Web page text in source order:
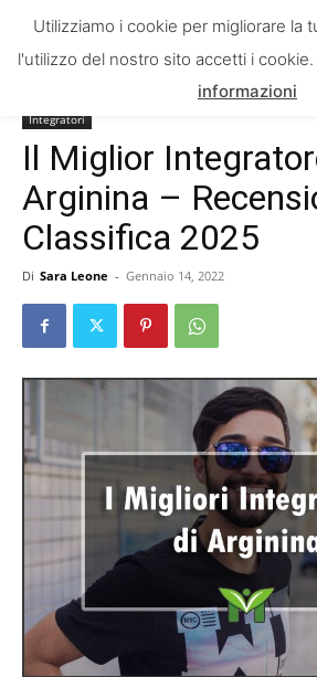
Integratori
Il Miglior
Arginina –
Classifica 2025
Di Sara Leone - Gennaio 14, 2022
Utilizziamo i cookie per migliorare la
l'utilizzo del nostro sito accetti i cookie.
informazioni